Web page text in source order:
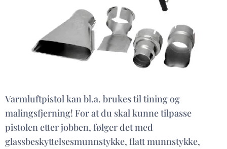
Varmluftpistol kan bl.a. brukes til tining og
malingsfjerning! For at du skal kunne tilpasse
pistolen etter jobben, følger det med
glassbeskyttelsesmunnstykke, flatt munnstykke,